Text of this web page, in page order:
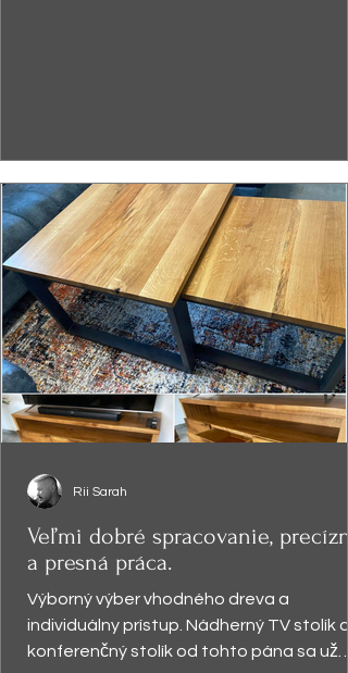
Veľmi dobré spracovanie, precízna
a presná práca.
Výborný výber vhodného dreva a
individuálny prístup. Nádherný TV stolík a
konferenčný stolík od tohto pána sa už
Rii Sarah